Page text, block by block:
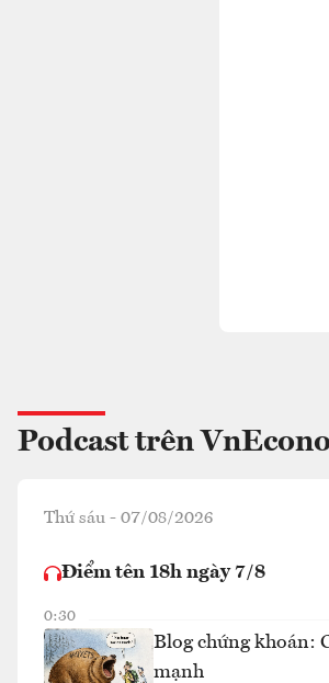
Podcast trên
Thứ sáu - 07/08/2026
Điểm tên 18h ngày 7/8
0:30
Blog chứng khoán:
mạnh